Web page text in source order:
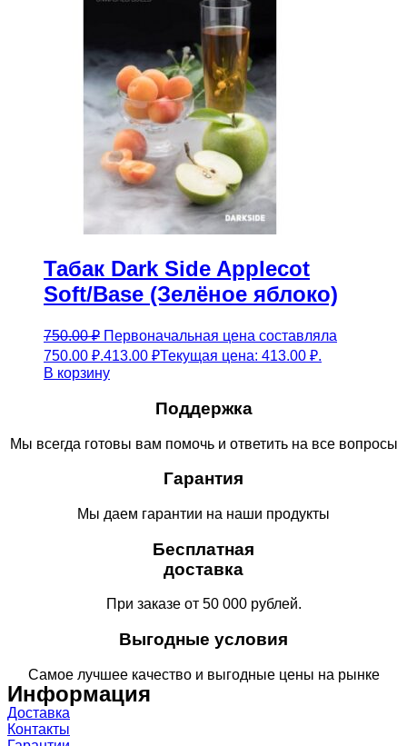
Табак Dark Side Applecot
Soft/Base (Зелёное яблоко)
750.00₽ Первоначальная цена составляла
750.00 ₽.413.00 ₽Текущая цена: 413.00 ₽.
В корзину
Поддержка
Мы всегда готовы вам помочь и ответить на все вопросы
Гарантия
Мы даем гарантии на наши продукты
Бесплатная
доставка
При заказе от 50 000 рублей.
Выгодные условия
Самое лучшее качество и выгодные цены на рынке
Информация
Доставка
Контакты